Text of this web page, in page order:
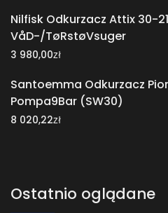
Nilfisk Odkurzacz Attix 30-
VåD-/TøRstøVsuger
3 980,00zł
Santoemma Odkurzacz
Pompa9Bar (SW30)
8 020,22zł
Ostatnio oglądane